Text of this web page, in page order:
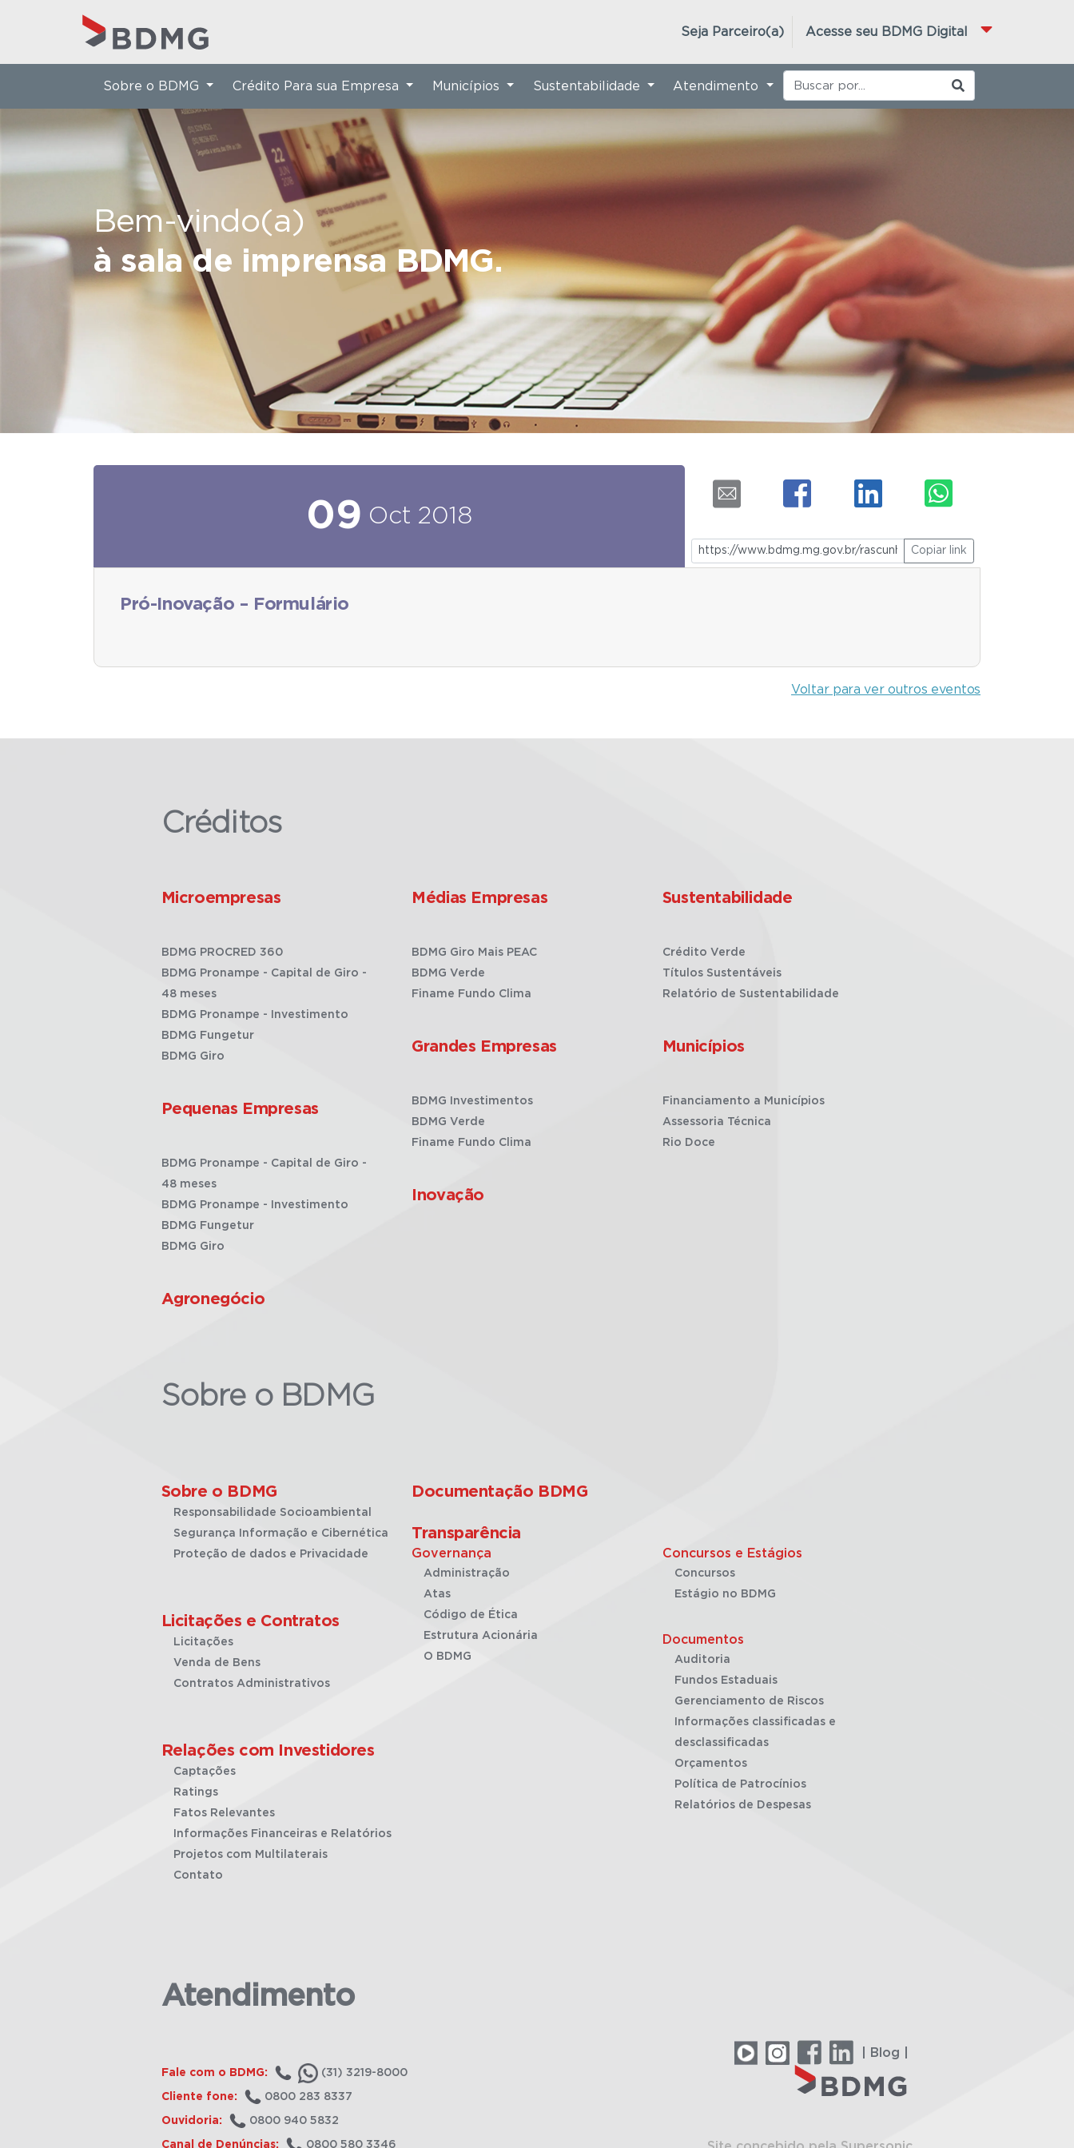
Acesse seu BDMG Digital
Seja Parceiro(a)
Bem-vindo(a)
à sala de imprensa BDMG.
Sobre o BDMG Crédito Para sua Empresa Municípios Sustentabilidade Atendimento
09 Oct 2018
Copiar link
Pró-Inovação – Formulário
Voltar para ver outros eventos
Créditos
Microempresas
BDMG PROCRED 360
BDMG Pronampe - Capital de Giro -
48 meses
BDMG Pronampe - Investimento
BDMG Fungetur
BDMG Giro
Pequenas Empresas
BDMG Pronampe - Capital de Giro -
48 meses
BDMG Pronampe - Investimento
BDMG Fungetur
BDMG Giro
Agronegócio
Médias Empresas
BDMG Giro Mais PEAC
BDMG Verde
Finame Fundo Clima
Grandes Empresas
BDMG Investimentos
BDMG Verde
Finame Fundo Clima
Inovação
Sustentabilidade
Crédito Verde
Títulos Sustentáveis
Relatório de Sustentabilidade
Municípios
Financiamento a Municípios
Assessoria Técnica
Rio Doce
Sobre o BDMG
Sobre o BDMG
Responsabilidade Socioambiental
Segurança Informação e Cibernética
Proteção de dados e Privacidade
Licitações e Contratos
Licitações
Venda de Bens
Contratos Administrativos
Relações com Investidores
Captações
Ratings
Fatos Relevantes
Informações Financeiras e Relatórios
Projetos com Multilaterais
Contato
Documentação BDMG
Transparência
Governança
Administração
Atas
Código de Ética
Estrutura Acionária
O BDMG
Concursos e Estágios
Concursos
Estágio no BDMG
Documentos
Auditoria
Fundos Estaduais
Gerenciamento de Riscos
Informações classificadas e
desclassificadas
Orçamentos
Política de Patrocínios
Relatórios de Despesas
Atendimento
Fale com o BDMG: (31) 3219-8000
Cliente fone: 0800 283 8337
Ouvidoria: 0800 940 5832
Canal de Denúncias: 0800 580 3346
| Blog |